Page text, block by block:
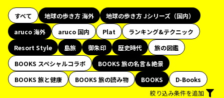
すべて 地球の歩き方 海外
地球の歩き方 Jシリーズ（国内）
aruco 海外
aruco 国内 Plat
ランキング&テクニック
Resort Style
島旅 御朱印 歴史時代
旅の図鑑
BOOKS スペシャルコラボ
BOOKS 旅の名言＆絶景
BOOKS 旅と健康
BOOKS 旅の読み物 BOOKS
D-Books
絞り込み条件を追加